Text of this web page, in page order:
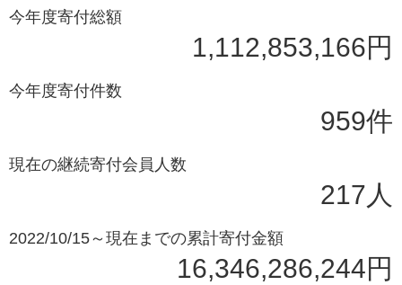
今年度寄付総額
1,112,853,166円
今年度寄付件数
959件
現在の継続寄付会員人数
217人
2022/10/15～現在までの累計寄付金額
16,346,286,244円